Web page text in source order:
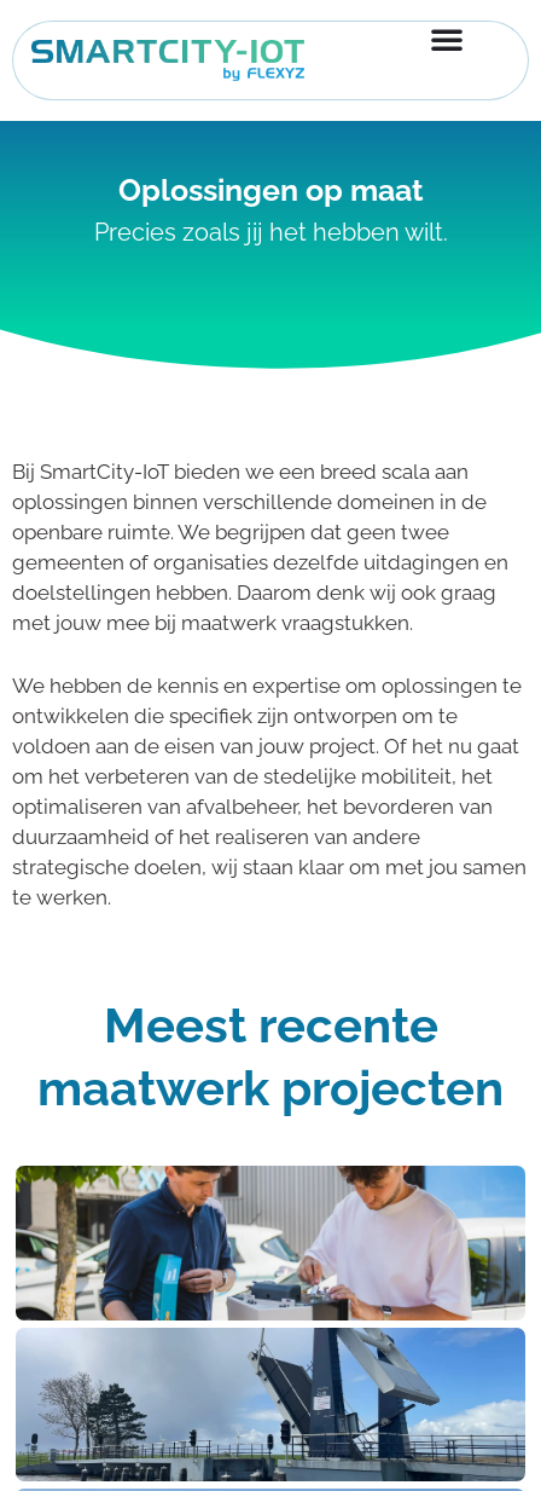
naar
de
inhoud
Oplossingen op maat
Precies zoals jij het hebben wilt.
Bij SmartCity-IoT bieden we een breed scala aan
oplossingen binnen verschillende domeinen in de
openbare ruimte. We begrijpen dat geen twee
gemeenten of organisaties dezelfde uitdagingen en
doelstellingen hebben. Daarom denk wij ook graag
met jouw mee bij maatwerk vraagstukken.
We hebben de kennis en expertise om oplossingen te
ontwikkelen die specifiek zijn ontworpen om te
voldoen aan de eisen van jouw project. Of het nu gaat
om het verbeteren van de stedelijke mobiliteit, het
optimaliseren van afvalbeheer, het bevorderen van
duurzaamheid of het realiseren van andere
strategische doelen, wij staan klaar om met jou samen
te werken.
Meest recente
maatwerk projecten